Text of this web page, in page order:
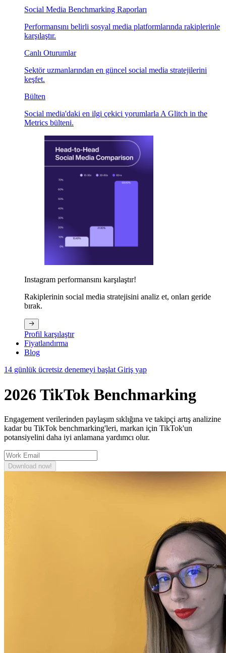
Social Media Benchmarking Raporları
Performansını belirli sosyal media platformlarında rakiplerinle
karşılaştır.
Canlı Oturumlar
Sektör uzmanlarından en güncel social media stratejilerini
keşfet.
Bülten
Social media'daki en ilgi çekici yorumlarla A Glitch in the
Metrics bülteni.
Instagram performansını karşılaştır!
Rakiplerinin social media stratejisini analiz et, onları geride
bırak.
Profil karşılaştır
Fiyatlandırma
Blog
14 günlük ücretsiz denemeyi başlatGiriş yap
2026 TikTok Benchmarking
Engagement verilerinden paylaşım sıklığına ve takipçi artış analizine
kadar bu TikTok benchmarking'leri, markan için TikTok'un
potansiyelini daha iyi anlamana yardımcı olur.
Download now!